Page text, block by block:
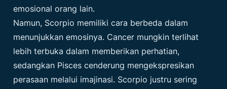
emosional orang lain.
Namun, Scorpio memiliki cara berbeda dalam
menunjukkan emosinya. Cancer mungkin terlihat
lebih terbuka dalam memberikan perhatian,
sedangkan Pisces cenderung mengekspresikan
perasaan melalui imajinasi. Scorpio justru sering